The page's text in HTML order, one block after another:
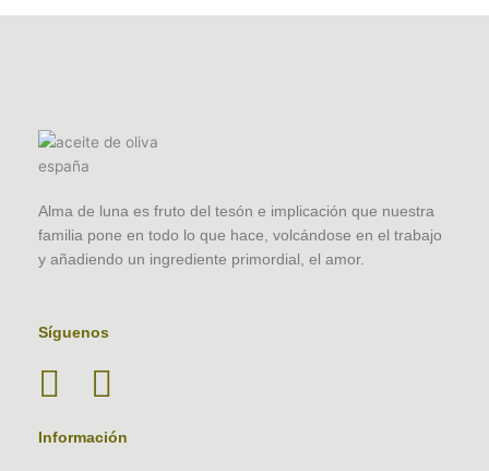
Alma de luna es fruto del tesón e implicación que nuestra
familia pone en todo lo que hace, volcándose en el trabajo
y añadiendo un ingrediente primordial, el amor.
Síguenos
Información